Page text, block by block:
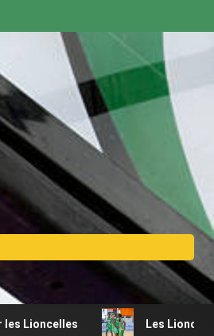
Les Lionceaux s’offrent un